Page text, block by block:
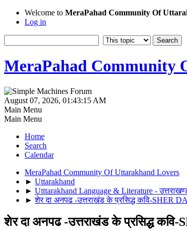
Welcome to MeraPahad Community Of
Log in
MeraPahad Community
August 07, 2026, 01:43:15 AM
Main Menu
Main Menu
Home
Search
Calendar
MeraPahad Community Of Uttarakhand Lovers
► Uttarakhand
► Utttarakhand Language & Literature -
►शेर दा अनपढ -उत्तराखंड के प्रसिद्ध कवि-
शेर दा अनपढ -उत्तराखंड के प्रसिद्ध